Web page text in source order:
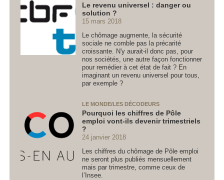
Le revenu universel : danger ou
solution ?
15 mars 2018
Le chômage augmente, la sécurité
sociale ne comble pas la précarité
croissante. N'y aurait-il donc pas, pour
nos sociétés, une autre façon fonctionner
pour remédier à cet état de fait ? En
imaginant un revenu universel pour tous,
par exemple ?
LE MONDE/LES DÉCODEURS
Pourquoi les chiffres de Pôle
emploi vont-ils devenir trimestriels
?
24 janvier 2018
Les chiffres du chômage de Pôle emploi
ne seront plus publiés mensuellement
mais par trimestre, comme ceux de
l’Insee.